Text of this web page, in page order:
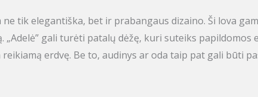
ne tik elegantiška, bet ir prabangaus dizaino. Ši lova
gali turėti patalų dėžę, kuri suteiks
erdvę. Be to, audinys ar oda taip pat gali būti